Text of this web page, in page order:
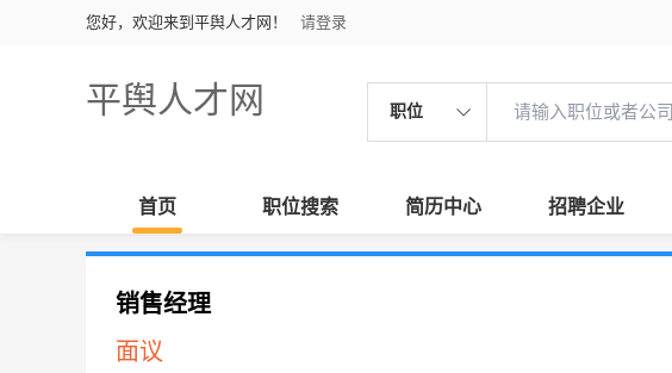
您好，欢迎来到平舆人才网！ 请登录
平舆人才网 职位
首页 职位搜索 简历中心 招聘企业
销售经理
面议